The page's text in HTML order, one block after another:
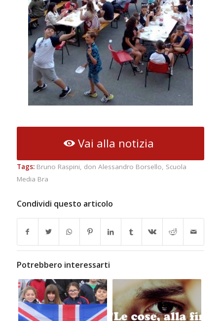
Vai alla notizia
Tags: Bruno Raspini, don Alessandro Borsello, Scuola
Media Bra
Condividi questo articolo
Potrebbero interessarti